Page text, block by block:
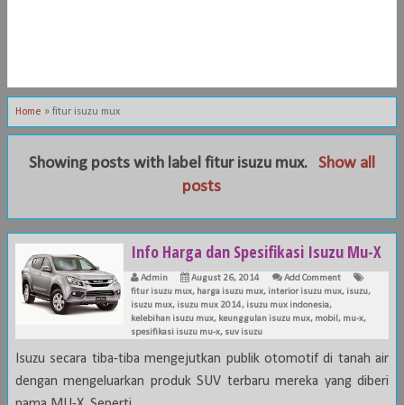
Home » fitur isuzu mux
Showing posts with labelfitur isuzu mux.
Show all
posts
Info Harga dan Spesifikasi Isuzu Mu-X
Admin August 26, 2014
Add Comment
fitur isuzu mux, harga isuzu mux, interior isuzu mux, isuzu,
isuzu mux, isuzu mux 2014, isuzu mux indonesia,
kelebihan isuzu mux, keunggulan isuzu mux, mobil , mu-x,
spesifikasi isuzu mu-x, suv isuzu
Isuzu secara tiba-tiba mengejutkan publik otomotif di tanah air
dengan mengeluarkan produk SUV terbaru mereka yang diberi